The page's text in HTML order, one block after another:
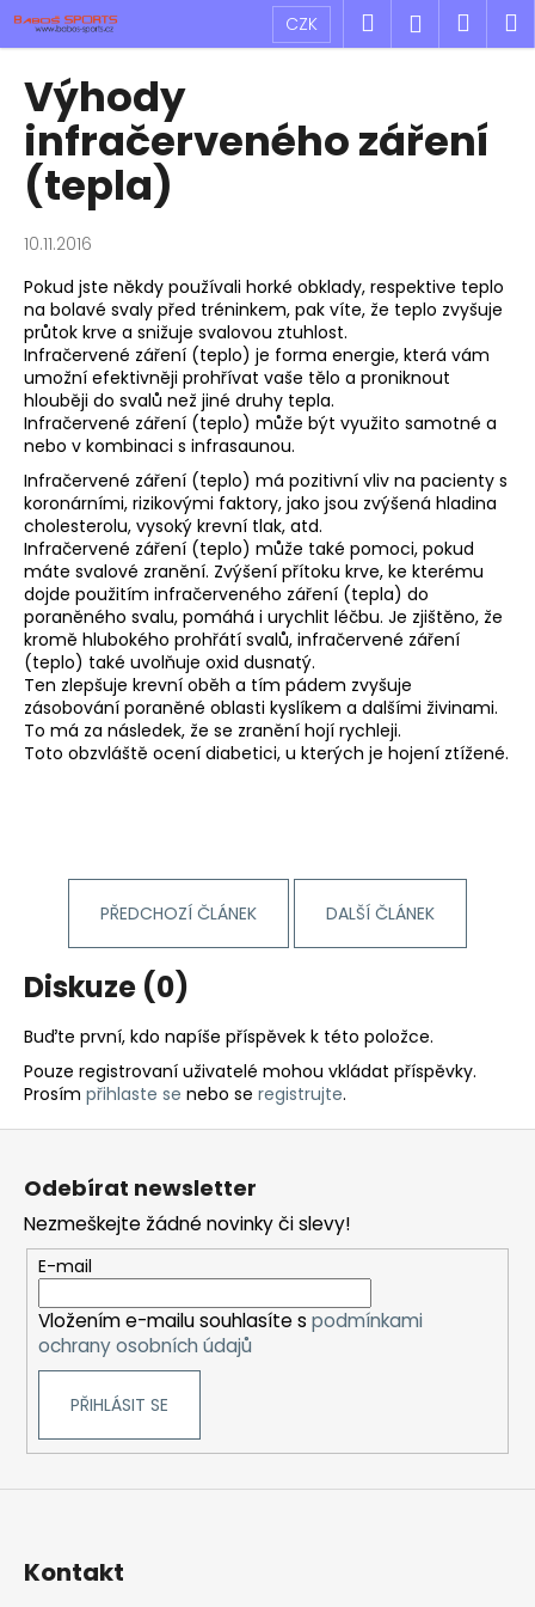
Přejít
obsah
CZK Hledat
Výhody
infračerveného záření
(tepla)
10.11.2016
Pokud jste někdy používali horké obklady, respektive teplo
na bolavé svaly před tréninkem, pak víte, že teplo zvyšuje
průtok krve a snižuje svalovou ztuhlost.
Infračervené záření (teplo) je forma energie, která vám
umožní efektivněji prohřívat vaše tělo a proniknout
hlouběji do svalů než jiné druhy tepla.
Infračervené záření (teplo) může být využito samotné a
nebo v kombinaci s infrasaunou.
Infračervené záření (teplo) má pozitivní vliv na pacienty s
koronárními, rizikovými faktory, jako jsou zvýšená hladina
cholesterolu, vysoký krevní tlak, atd.
Infračervené záření (teplo) může také pomoci, pokud
máte svalové zranění. Zvýšení přítoku krve, ke kterému
dojde použitím infračerveného záření (tepla) do
poraněného svalu, pomáhá i urychlit léčbu. Je zjištěno, že
kromě hlubokého prohřátí svalů, infračervené záření
(teplo) také uvolňuje oxid dusnatý.
Ten zlepšuje krevní oběh a tím pádem zvyšuje
zásobování poraněné oblasti kyslíkem a dalšími živinami.
To má za následek, že se zranění hojí rychleji.
Toto obzvláště ocení diabetici, u kterých je hojení ztížené.
PŘEDCHOZÍ ČLÁNEK DALŠÍ ČLÁNEK
Diskuze (0)
Buďte první, kdo napíše příspěvek k této položce.
Pouze registrovaní uživatelé mohou vkládat příspěvky.
Prosím přihlaste se nebo se registrujte.
K
o
C
o
p
t
ř
e
b
u
j
e
t
e
n
a
j
í
t
?
p
o
r
u
č
u
j
m
e
BĚŽECKÁ
JOMA
R-
6000
2602
Kč
3
Odebírat newsletter
Nezmeškejte žádné novinky či slevy!
E-mail
Vložením e-mailu souhlasíte s podmínkami
ochrany osobních údajů
PŘIHLÁSIT SE
Kontakt